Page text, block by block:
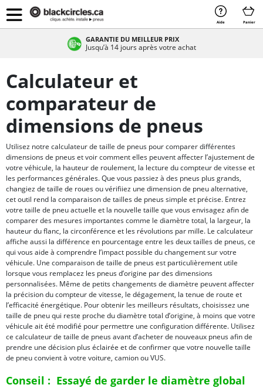
Aide Panier
GARANTIE DU MEILLEUR PRIX
Jusqu’à 14 jours après votre achat
Calculateur et
comparateur de
dimensions de pneus
Utilisez notre calculateur de taille de pneus pour comparer différentes
dimensions de pneus et voir comment elles peuvent affecter l’ajustement de
votre véhicule, la hauteur de roulement, la lecture du compteur de vitesse et
les performances générales. Que vous passiez à des pneus plus grands,
changiez de taille de roues ou vérifiiez une dimension de pneu alternative,
cet outil rend la comparaison de tailles de pneus simple et précise. Entrez
votre taille de pneu actuelle et la nouvelle taille que vous envisagez afin de
comparer des mesures importantes comme le diamètre total, la largeur, la
hauteur du flanc, la circonférence et les révolutions par mille. Le calculateur
affiche aussi la différence en pourcentage entre les deux tailles de pneus, ce
qui vous aide à comprendre l’impact possible du changement sur votre
véhicule. Une comparaison de taille de pneus est particulièrement utile
lorsque vous remplacez les pneus d’origine par des dimensions
personnalisées. Même de petits changements de diamètre peuvent affecter
la précision du compteur de vitesse, le dégagement, la tenue de route et
l’efficacité énergétique. Pour obtenir les meilleurs résultats, choisissez une
taille de pneu qui reste proche du diamètre total d’origine, à moins que votre
véhicule ait été modifié pour permettre une configuration différente. Utilisez
ce calculateur de taille de pneus avant d’acheter de nouveaux pneus afin de
prendre une décision plus éclairée et de confirmer que votre nouvelle taille
de pneu convient à votre voiture, camion ou VUS.
Conseil : Essayé de garder le diamètre global